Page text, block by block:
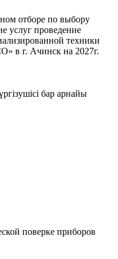
отборе по выбору
услуг проведение
техники
в г. Ачинск на 2027г.
бар арнайы
поверке приборов